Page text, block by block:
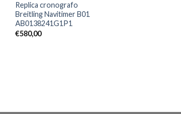
Replica cronografo
Breitling Navitimer B01
AB0138241G1P1
€580,00